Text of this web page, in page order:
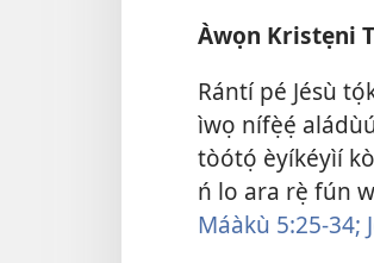
Àwọn Kristẹni
Rántí pé Jésù
ìwọ nífẹ̀ẹ́
tòótọ́ èyíkéyìí
ń lo ara rẹ̀ fún
Máàkù 5:25-34;